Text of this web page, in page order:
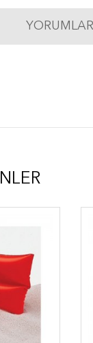
YORUMLAR